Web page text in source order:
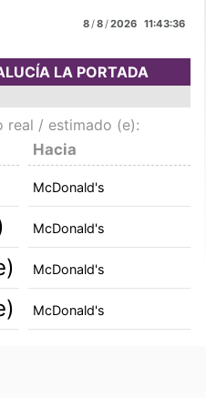
8/8/2026 11:43:36
LA PORTADA
real / estimado (e):
Hacia
McDonald's
McDonald's
McDonald's
McDonald's